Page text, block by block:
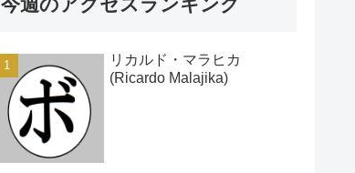
今週のアクセスランキング
リカルド・マラヒカ
(Ricardo Malajika)